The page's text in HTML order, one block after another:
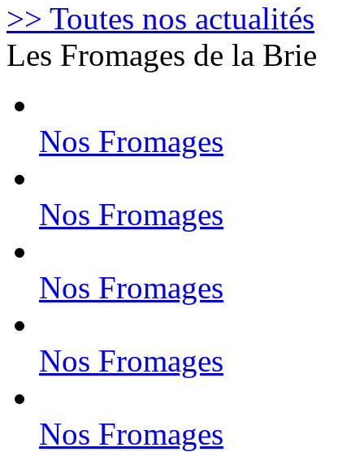
>> Toutes nos actualités
Les Fromages de la Brie
Nos Fromages
Nos Fromages
Nos Fromages
Nos Fromages
Nos Fromages